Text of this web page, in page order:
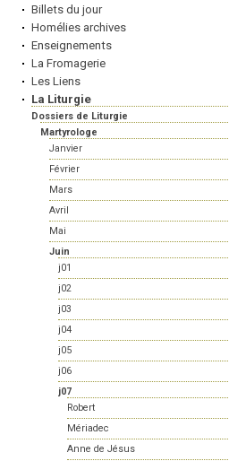
Billets du jour
Homélies archives
Enseignements
La Fromagerie
Les Liens
La Liturgie
Dossiers de Liturgie
Martyrologe
Janvier
Février
Mars
Avril
Mai
Juin
j01
j02
j03
j04
j05
j06
j07
Robert
Mériadec
Anne de Jésus